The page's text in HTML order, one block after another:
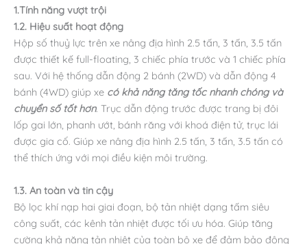
1.Tính năng vượt trội
1.2. Hiệu suất hoạt động
Hộp số thuỷ lực trên xe nâng địa hình 2.5 tấn, 3 tấn, 3.5 tấn
được thiết kế full-floating, 3 chiếc phía trước và 1 chiếc phía
sau. Với hệ thống dẫn động 2 bánh (2WD) và dẫn động 4
bánh (4WD) giúp xe có khả năng tăng tốc nhanh chóng và
chuyển số tốt hơn. Trục dẫn động trước được trang bị đôi
lốp gai lớn, phanh ướt, bánh răng với khoá điện tử, trục lái
được gia cố. Giúp xe nâng địa hình 2.5 tấn, 3 tấn, 3.5 tấn có
thể thích ứng với mọi điều kiện môi trường.
1.3. An toàn và tin cậy
Bộ lọc khí nạp hai giai đoạn, bộ tản nhiệt dạng tấm siêu
công suất, các kênh tản nhiệt được tối ưu hóa. Giúp tăng
cường khả năng tản nhiệt của toàn bộ xe để đảm bảo động